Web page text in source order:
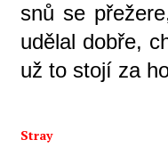
snů se
udělal dobře,
už to stojí za
Stray